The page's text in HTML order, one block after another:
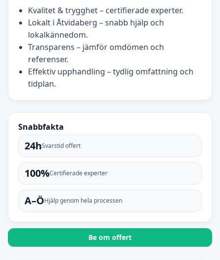
Kvalitet & trygghet – certifierade experter.
Lokalt i Åtvidaberg – snabb hjälp och
lokalkännedom.
Transparens – jämför omdömen och
referenser.
Effektiv upphandling – tydlig omfattning och
tidplan.
Snabbfakta
24hSvarstid offert
100%Certifierade experter
A–ÖHjälp genom hela processen
Be om offert